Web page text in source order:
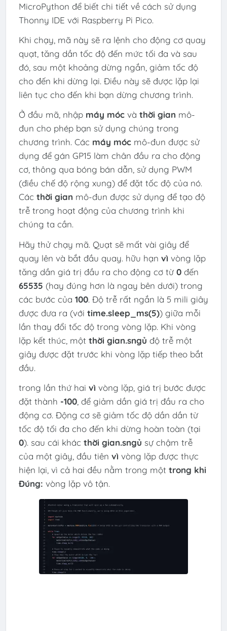
MicroPython để biết chi tiết về cách sử dụng
Thonny IDE với Raspberry Pi Pico.
Khi chạy, mã này sẽ ra lệnh cho động cơ quay
quạt, tăng dần tốc độ đến mức tối đa và sau
đó, sau một khoảng dừng ngắn, giảm tốc độ
cho đến khi dừng lại. Điều này sẽ được lặp lại
liên tục cho đến khi bạn dừng chương trình.
Ở đầu mã, nhập máy mócvà thời gian mô-
đun cho phép bạn sử dụng chúng trong
chương trình. Các máy mócmô-đun được sử
dụng để gán GP15 làm chân đầu ra cho động
cơ, thông qua bóng bán dẫn, sử dụng PWM
(điều chế độ rộng xung) để đặt tốc độ của nó.
Các thời gian mô-đun được sử dụng để tạo độ
trễ trong hoạt động của chương trình khi
chúng ta cần.
Hãy thử chạy mã. Quạt sẽ mất vài giây để
quay lên và bắt đầu quay. hữu hạn vì vòng lặp
tăng dần giá trị đầu ra cho động cơ từ0đến
65535 (hay đúng hơn là ngay bên dưới) trong
các bước của 100. Độ trễ rất ngắn là 5 mili giây
được đưa ra (với time.sleep_ms(5)) giữa mỗi
lần thay đổi tốc độ trong vòng lặp. Khi vòng
lặp kết thúc, một thời gian.sngủ độ trễ một
giây được đặt trước khi vòng lặp tiếp theo bắt
đầu.
trong lần thứ hai vì vòng lặp, giá trị bước được
đặt thành -100, để giảm dần giá trị đầu ra cho
động cơ. Động cơ sẽ giảm tốc độ dần dần từ
tốc độ tối đa cho đến khi dừng hoàn toàn (tại
0). sau cái khác thời gian.sngủ sự chậm trễ
của một giây, đầu tiên vì vòng lặp được thực
hiện lại, vì cả hai đều nằm trong một trong khi
Đúng: vòng lặp vô tận.